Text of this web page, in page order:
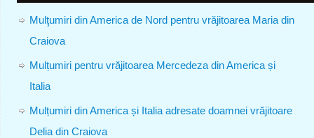
Mulţumiri din America de Nord pentru vrăjitoarea Maria din
Craiova
Mulțumiri pentru vrăjitoarea Mercedeza din America și
Italia
Mulțumiri din America și Italia adresate doamnei vrăjitoare
Delia din Craiova